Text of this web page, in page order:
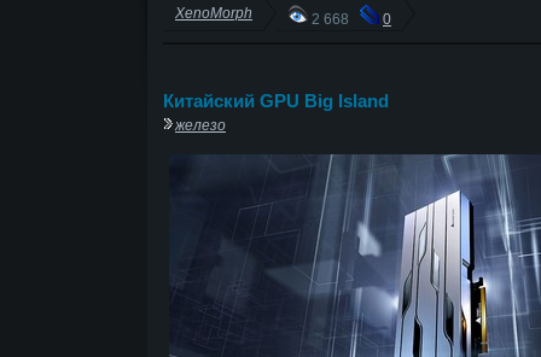
XenoMorph 2 668 0
Китайский GPU Big Island
железо